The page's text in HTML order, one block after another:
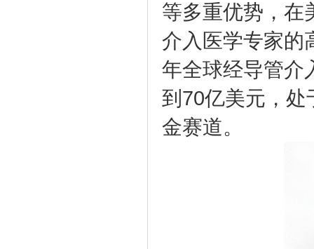
等多重优势，在
介入医学专家的
年全球经导管介
到70亿美元，处
金赛道。